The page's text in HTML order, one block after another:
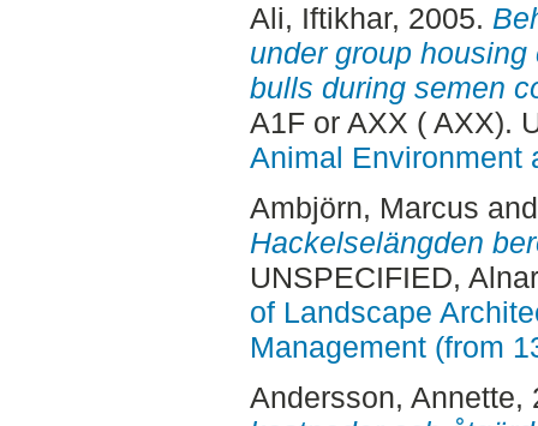
Ali, Iftikhar, 2005.
under group
bulls during semen
A1F or AXX ( AXX).
Animal Environment
Ambjörn, Marcus
Hackelselängden
UNSPECIFIED,
of Landscape
Management (from
Andersson, Annette,